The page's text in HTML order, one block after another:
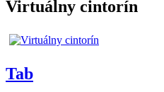
Virtuálny cintorín
Tab